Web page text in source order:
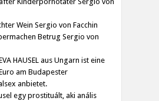
Wein Sergio von Facchin
Betrug Sergio von
HAUSEL aus Ungarn ist eine
am Budapester
anbietet.
egy prostituált, aki anális